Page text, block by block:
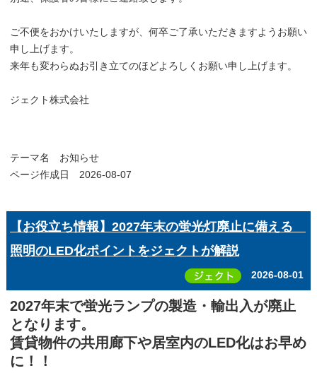
ご不便をおかけいたしますが、何卒ご了承いただきますようお願い
申し上げます。
来年も変わらぬお引き立てのほどよろしくお願い申し上げます。
ジェクト株式会社
テーマ名 お知らせ
ページ作成日 2026-08-07
【お役立ち情報】2027年末の蛍光灯廃止に備える
照明のLED化ポイントをジェクトが解説
2026-08-01
2027年末で蛍光ランプの製造・輸出入が廃止
となります。
賃貸物件の共用廊下や居室内のLED化はお早め
に！！